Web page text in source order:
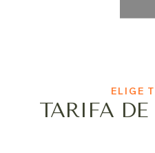
TARIFA DE
ELIGE